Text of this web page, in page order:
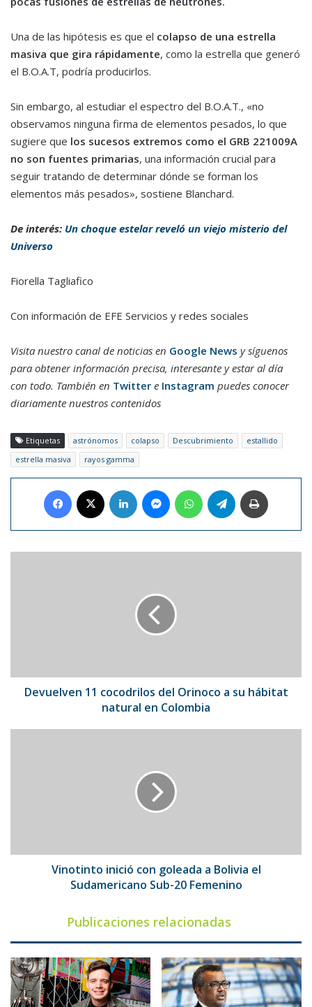
Una de las hipótesis es que el colapso de una estrella
masiva que gira rápidamente, como la estrella que generó
el B.O.A.T, podría producirlos.
Sin embargo, al estudiar el espectro del B.O.A.T., «no
observamos ninguna firma de elementos pesados, lo que
sugiere que los sucesos extremos como el GRB 221009A
no son fuentes primarias, una información crucial para
seguir tratando de determinar dónde se forman los
elementos más pesados», sostiene Blanchard.
De interés: Un choque estelar reveló un viejo misterio del
Universo
Fiorella Tagliafico
Con información de EFE Servicios y redes sociales
Visita nuestro canal de noticias en Google News y síguenos
para obtener información precisa, interesante y estar al día
con todo. También en Twitter e Instagram puedes conocer
diariamente nuestros contenidos
Etiquetas astrónomos colapso Descubrimiento
estallido
estrella masiva
rayos gamma
Facebook LinkedIn MessengerWhatsAppTelegram
natural
Devuelven 11 cocodrilos del Orinoco a su hábitat
natural en Colombia
Sub-
Vinotinto inició con goleada a Bolivia el
Sudamericano Sub-20 Femenino
Publicaciones relacionadas